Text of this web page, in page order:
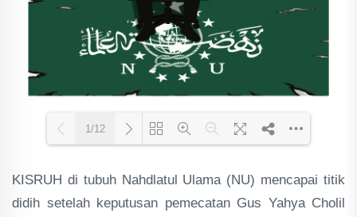
Loading PDF 70% ...
1/12
KISRUH di tubuh Nahdlatul Ulama (NU) mencapai titik
didih setelah keputusan pemecatan Gus Yahya Cholil